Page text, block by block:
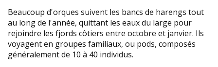
Beaucoup d'orques suivent les bancs de harengs tout
au long de l'année, quittant les eaux du large pour
rejoindre les fjords côtiers entre octobre et janvier. Ils
voyagent en groupes familiaux, ou pods, composés
généralement de 10 à 40 individus.